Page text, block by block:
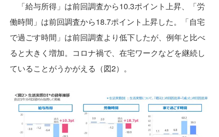
「給与所得」は前回調査から10.3ポイント上昇、「労
働時間」は前回調査から18.7ポイント上昇した。「自宅
で過ごす時間」は前回調査より低下したが、例年と比べ
ると大きく増加。コロナ禍で、在宅ワークなどを継続し
ていることがうかがえる（図2）。